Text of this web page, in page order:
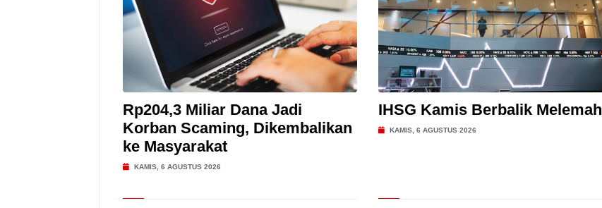
Rp204,3 Miliar Dana Jadi
Korban Scaming, Dikembalikan
ke Masyarakat
KAMIS, 6 AGUSTUS 2026
IHSG Kamis Berbalik Melemah
KAMIS, 6 AGUSTUS 2026